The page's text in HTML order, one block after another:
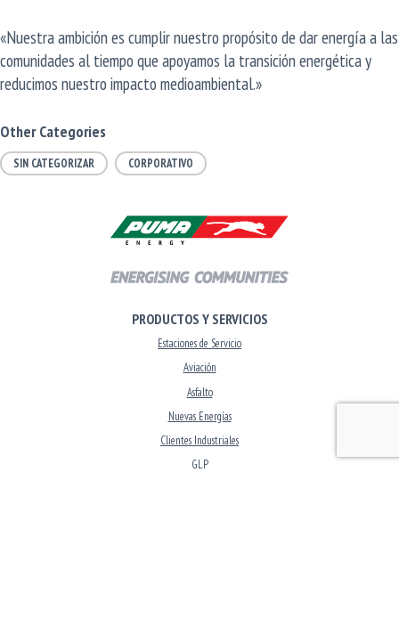
«Nuestra ambición es cumplir nuestro propósito de dar energía a las
comunidades al tiempo que apoyamos la transición energética y
reducimos nuestro impacto medioambiental.»
Other Categories
SIN CATEGORIZAR CORPORATIVO
PRODUCTOS Y SERVICIOS
Estaciones de Servicio
Aviación
Asfalto
Nuevas Energías
Clientes Industriales
GLP